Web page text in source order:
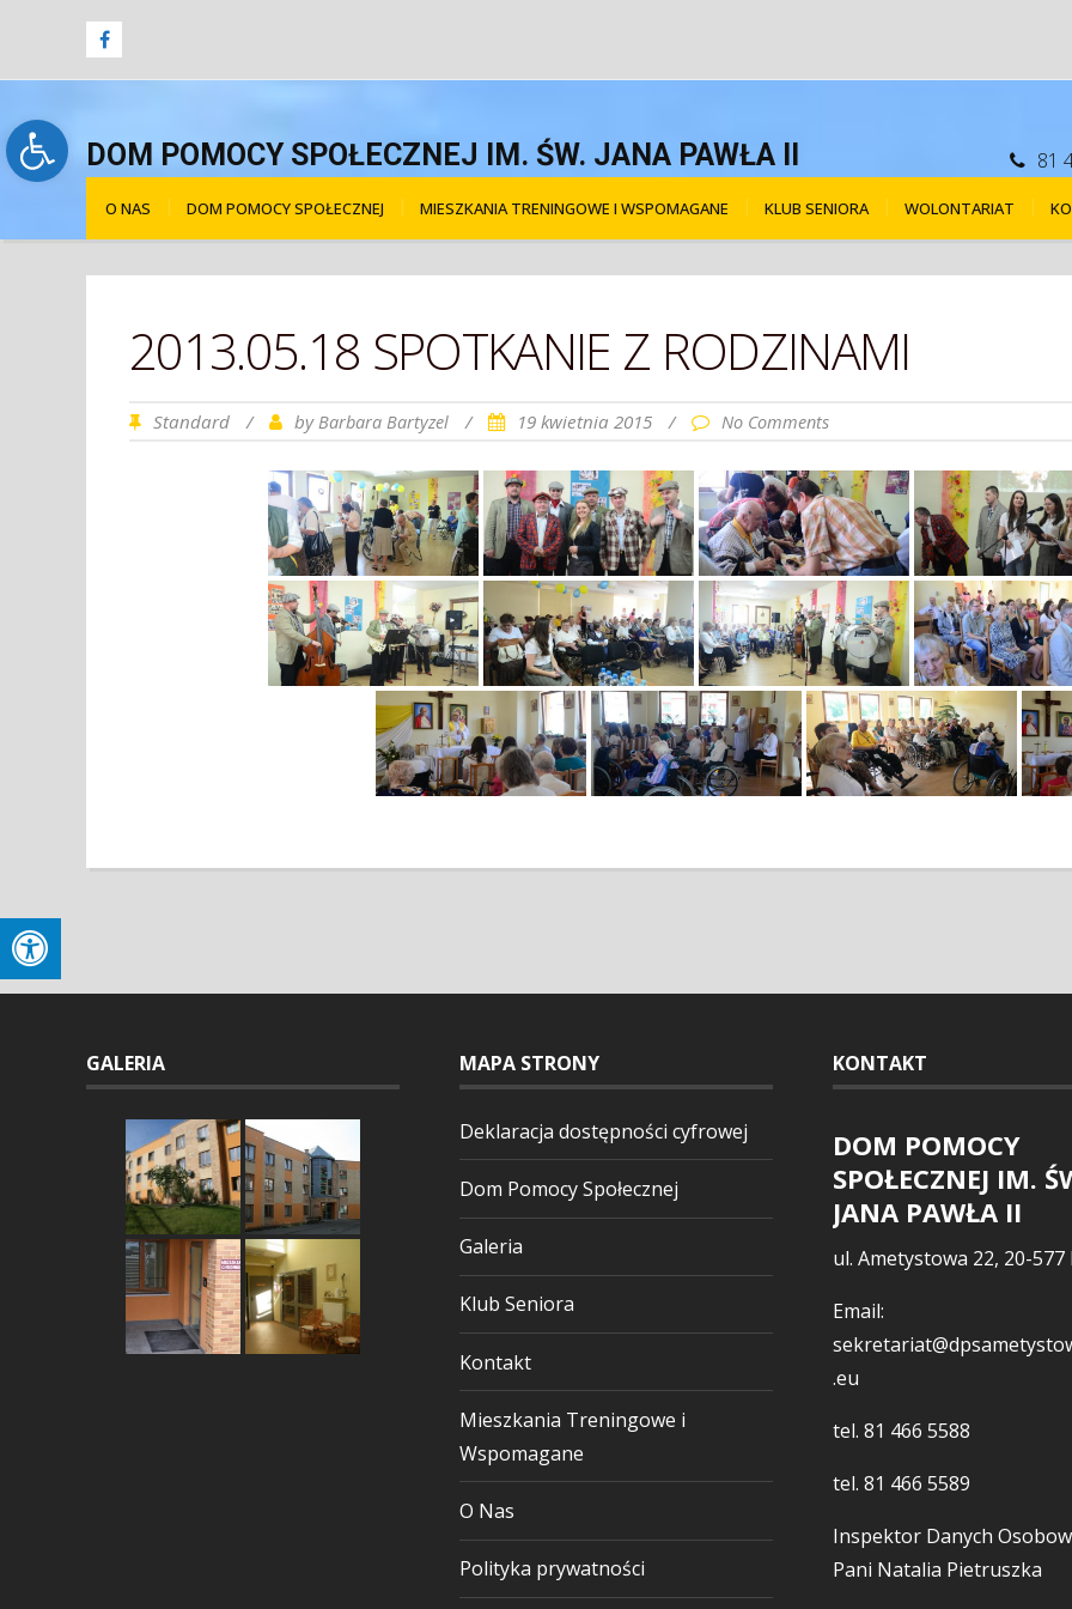
Open toolbarDOM POMOCY SPOŁECZNEJ IM. ŚW. JANA PAWŁA II 81
O NAS DOM POMOCY SPOŁECZNEJ MIESZKANIA TRENINGOWE I WSPOMAGANE KLUB SENIORA WOLONTARIAT
2013.05.18 SPOTKANIE Z RODZINAMI
Standard / byBarbara Bartyzel / 19 kwietnia 2015 / No Comments
GALERIA MAPA STRONY
Deklaracja dostępności cyfrowej
Dom Pomocy Społecznej
Galeria
Klub Seniora
Kontakt
Mieszkania Treningowe i
Wspomagane
O Nas
Polityka prywatności
KONTAKT
DOM POMOCY
SPOŁECZNEJ IM.
JANA PAWŁA II
ul. Ametystowa 22, 20-
Email:
.eu
tel. 81 466 5588
tel. 81 466 5589
Inspektor Danych
Pani Natalia Pietruszka